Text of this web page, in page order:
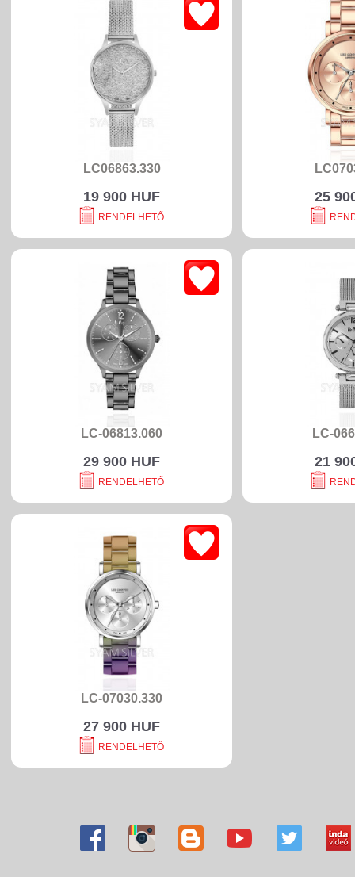
LC06863.330
19 900 HUF
RENDELHETŐ
25
LC-06813.060
29 900 HUF
RENDELHETŐ
LC-
21
LC-07030.330
27 900 HUF
RENDELHETŐ